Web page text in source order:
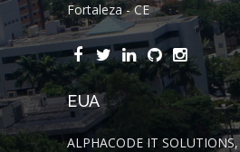
Fortaleza - CE
EUA
ALPHACODE IT